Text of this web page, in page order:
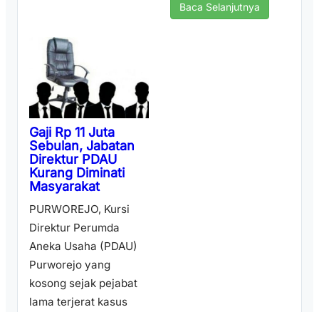
Baca Selanjutnya
Gaji Rp 11 Juta
Sebulan, Jabatan
Direktur PDAU
Kurang Diminati
Masyarakat
PURWOREJO, Kursi
Direktur Perumda
Aneka Usaha (PDAU)
Purworejo yang
kosong sejak pejabat
lama terjerat kasus